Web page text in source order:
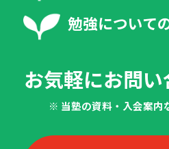
勉強について
お気軽にお問
※ 当塾の資料・入会案内